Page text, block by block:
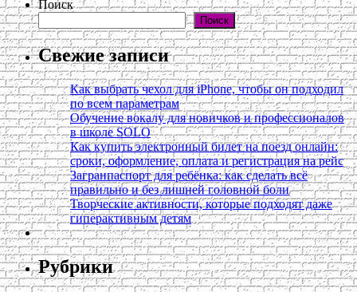
Поиск
Поиск
Свежие записи
Как выбрать чехол для iPhone, чтобы он подходил
по всем параметрам
Обучение вокалу для новичков и профессионалов
в школе SOLO
Как купить электронный билет на поезд онлайн:
сроки, оформление, оплата и регистрация на рейс
Загранпаспорт для ребёнка: как сделать всё
правильно и без лишней головной боли
Творческие активности, которые подходят даже
гиперактивным детям
Рубрики